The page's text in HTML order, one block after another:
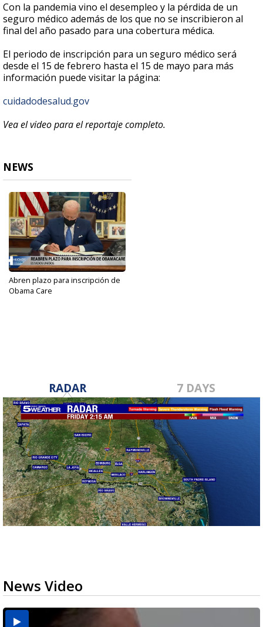
Con la pandemia vino el desempleo y la pérdida de un
seguro médico además de los que no se inscribieron al
final del año pasado para una cobertura médica.
El periodo de inscripción para un seguro médico será
desde el 15 de febrero hasta el 15 de mayo para más
información puede visitar la página:
cuidadodesalud.gov
Vea el video para el reportaje completo.
NEWS
Abren plazo para inscripción de
Obama Care
RADAR 7 DAYS
News Video